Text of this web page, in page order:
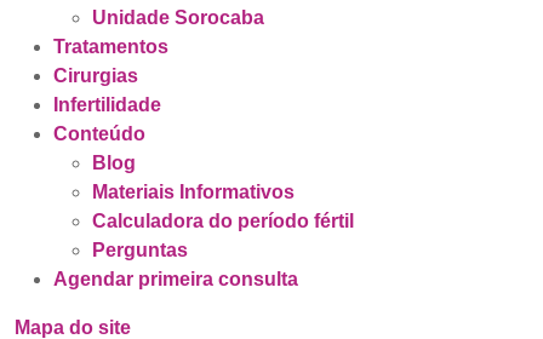
Unidade Sorocaba
Tratamentos
Cirurgias
Infertilidade
Conteúdo
Blog
Materiais Informativos
Calculadora do período fértil
Perguntas
Agendar primeira consulta
Mapa do site